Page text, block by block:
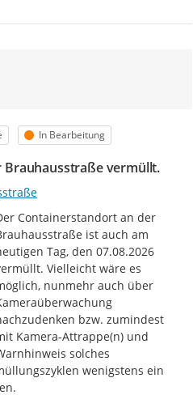
Status
In Bearbeitung
vermüllt.
Containerstandort an der
ist auch am
Tag, den 07.08.2026
Vielleicht wäre es
nunmehr auch über
bzw. zumindest
Kamera-Attrappe(n) und
solches
wenigstens ein